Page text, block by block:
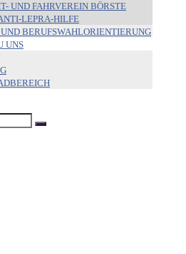
UND FAHRVEREIN BÖRSTE
LEPRA-HILFE
BERUFSWAHLORIENTIERUNG
UNS